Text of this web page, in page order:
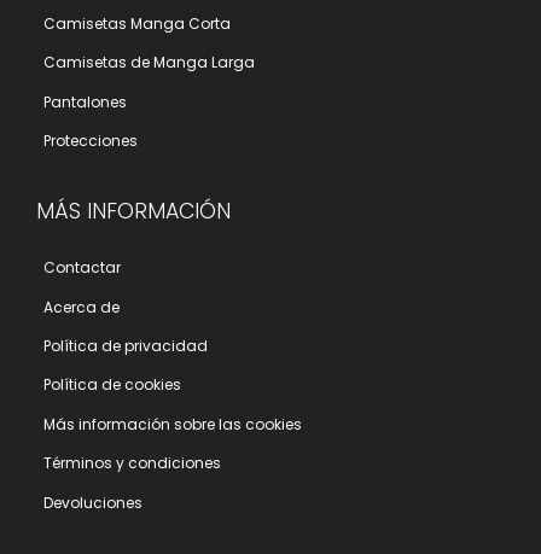
Camisetas Manga Corta
Camisetas de Manga Larga
Pantalones
Protecciones
MÁS INFORMACIÓN
Contactar
Acerca de
Polí­tica de privacidad
Polí­tica de cookies
Más información sobre las cookies
Términos y condiciones
Devoluciones